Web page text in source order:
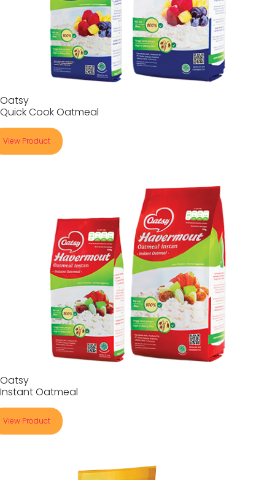
Oatsy
Quick Cook Oatmeal
View Product
Oatsy
Instant Oatmeal
View Product